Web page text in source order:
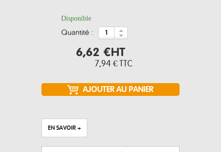
Disponible
quantité :
6,62 €HT
7,94 € TTC
EN SAVOIR +